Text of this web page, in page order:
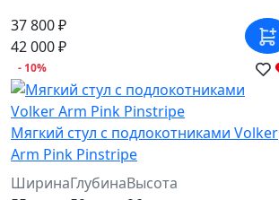
37 800 ₽
42 000 ₽
- 10%
Мягкий стул с подлокотниками Volker
Arm Pink Pinstripe
ШиринаГлубинаВысота